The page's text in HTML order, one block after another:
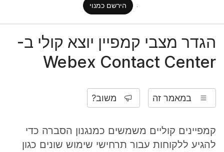
הירשם כמנוי
הגדר מצבי קמפיין יוצא קולי ב-
Webex Contact Center
במאמר זה משוב?
קמפיינים קוליים משמשים כמנגנון הסברה כדי
להגיע ללקוחות עבור תרחישי שימוש שונים כגון